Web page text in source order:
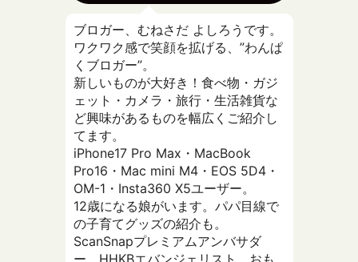
ブロガー、むねさだ よしろうです。
ワクワク感で笑顔を拡げる、”わんぱ
くブロガー”。
新しいものが大好き！食べ物・ガジ
ェット・カメラ・旅行・生活雑貨な
ど興味があるものを幅広くご紹介し
てます。
iPhone17 Pro Max・MacBook
Pro16・Mac mini M4・EOS 5D4・
OM-1・Insta360 X5ユーザー。
12歳になる娘がいます。パパ目線で
の子育てグッズの紹介も。
ScanSnapプレミアムアンバサダ
ー、HHKBエバンジェリスト、おも